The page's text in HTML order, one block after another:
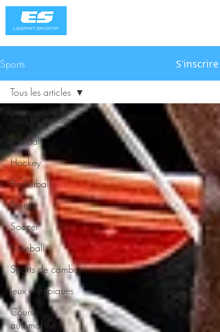
Sports S'inscrire
Tous les articles
Football
Hockey
Basketball
Tennis
Soccer
Baseball
Sports de combat
Jeux olympiques
Course
automobile
Tous les articles